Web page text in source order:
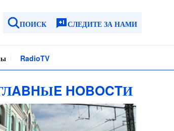
ПОИСК СЛЕДИТЕ ЗА НАМИ
RadioTV
HOBOCTИ